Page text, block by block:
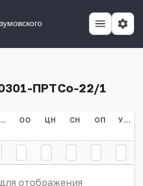
ПРТСо-22/1
Всего ОО ЦН СН ОП Учебный План
отображения